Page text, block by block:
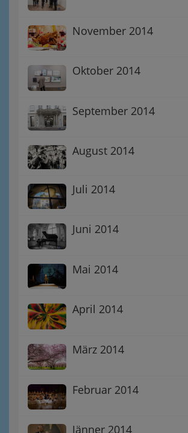
November 2014
Oktober 2014
September 2014
August 2014
Juli 2014
Juni 2014
Mai 2014
April 2014
März 2014
Februar 2014
Jänner 2014